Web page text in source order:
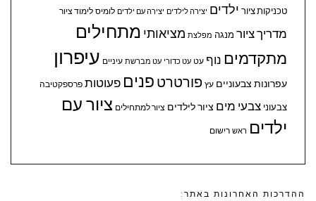
טכניקות ציור ילדים יצירה לילדים יצירה עם ילדים לומיס לימוד ציור
מדריך ציור מנגה מפלצת מציאותי מתחילים
מתקדמים נוף עט עט כדורי עט מברשת עיניים עיפרון
עפרונות צבעוניים עץ פורטרט פנים פעוטות פרספקטיבה
צבעוני צבעי מים ציור לילדים ציור למתחילים ציור עם
ילדים ראש רישום
ההדרכות האחרונות באתר: